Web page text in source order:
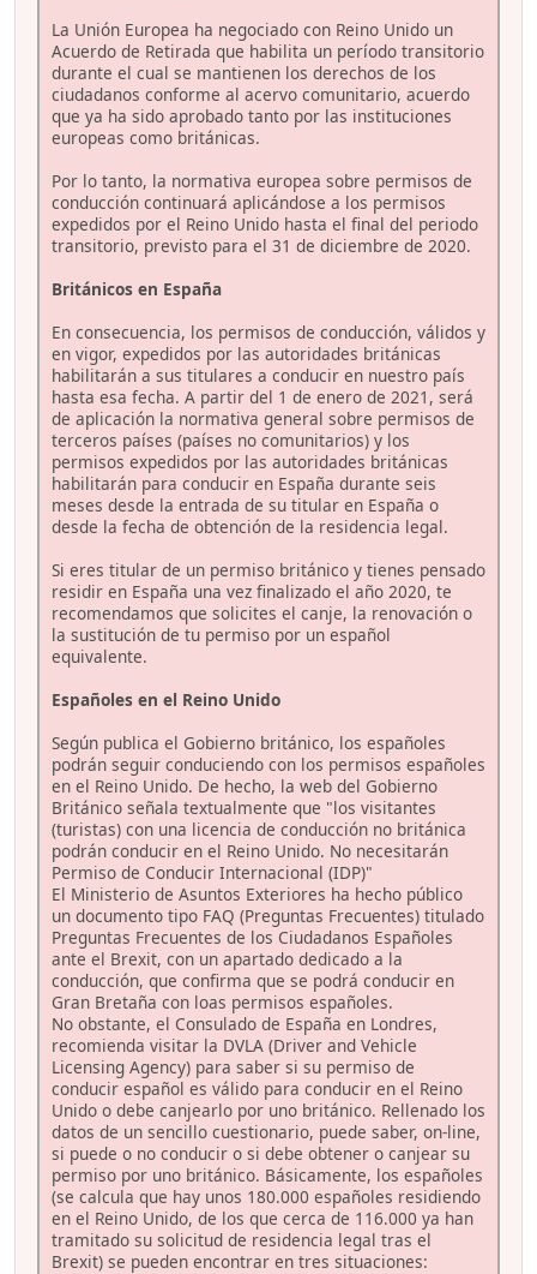
La Unión Europea ha negociado con Reino Unido un
Acuerdo de Retirada que habilita un período transitorio
durante el cual se mantienen los derechos de los
ciudadanos conforme al acervo comunitario, acuerdo
que ya ha sido aprobado tanto por las instituciones
europeas como británicas.
Por lo tanto, la normativa europea sobre permisos de
conducción continuará aplicándose a los permisos
expedidos por el Reino Unido hasta el final del periodo
transitorio, previsto para el 31 de diciembre de 2020.
Británicos en España
En consecuencia, los permisos de conducción, válidos y
en vigor, expedidos por las autoridades británicas
habilitarán a sus titulares a conducir en nuestro país
hasta esa fecha. A partir del 1 de enero de 2021, será
de aplicación la normativa general sobre permisos de
terceros países (países no comunitarios) y los
permisos expedidos por las autoridades británicas
habilitarán para conducir en España durante seis
meses desde la entrada de su titular en España o
desde la fecha de obtención de la residencia legal.
Si eres titular de un permiso británico y tienes pensado
residir en España una vez finalizado el año 2020, te
recomendamos que solicites el canje, la renovación o
la sustitución de tu permiso por un español
equivalente.
Españoles en el Reino Unido
Según publica el Gobierno británico, los españoles
podrán seguir conduciendo con los permisos españoles
en el Reino Unido. De hecho, la web del Gobierno
Británico señala textualmente que "los visitantes
(turistas) con una licencia de conducción no británica
podrán conducir en el Reino Unido. No necesitarán
Permiso de Conducir Internacional (IDP)"
El Ministerio de Asuntos Exteriores ha hecho público
un documento tipo FAQ (Preguntas Frecuentes) titulado
Preguntas Frecuentes de los Ciudadanos Españoles
ante el Brexit, con un apartado dedicado a la
conducción, que confirma que se podrá conducir en
Gran Bretaña con loas permisos españoles.
No obstante, el Consulado de España en Londres,
recomienda visitar la DVLA (Driver and Vehicle
Licensing Agency) para saber si su permiso de
conducir español es válido para conducir en el Reino
Unido o debe canjearlo por uno británico. Rellenado los
datos de un sencillo cuestionario, puede saber, on-line,
si puede o no conducir o si debe obtener o canjear su
permiso por uno británico. Básicamente, los españoles
(se calcula que hay unos 180.000 españoles residiendo
en el Reino Unido, de los que cerca de 116.000 ya han
tramitado su solicitud de residencia legal tras el
Brexit) se pueden encontrar en tres situaciones: